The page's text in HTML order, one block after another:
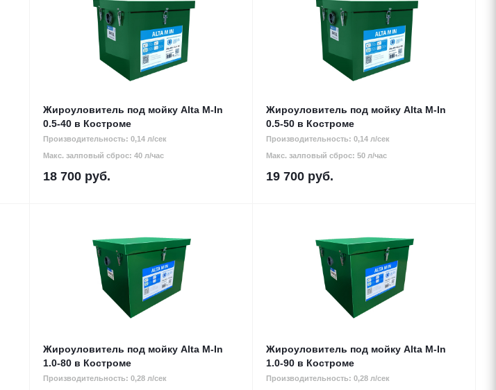
Жироуловитель под мойку Alta M-In
0.5-40 в Костроме
Производительность: 0,14 л/сек
Макс. залповый сброс: 40 л/час
18 700 руб.
Жироуловитель под мойку Alta M-In
0.5-50 в Костроме
Производительность: 0,14 л/сек
Макс. залповый сброс: 50 л/час
19 700 руб.
Жироуловитель под мойку Alta M-In
1.0-80 в Костроме
Производительность: 0,28 л/сек
Жироуловитель под мойку Alta M-In
1.0-90 в Костроме
Производительность: 0,28 л/сек